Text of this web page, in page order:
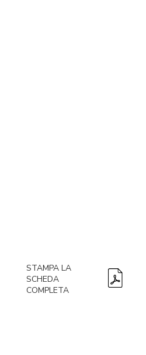
STAMPA LA
SCHEDA
COMPLETA